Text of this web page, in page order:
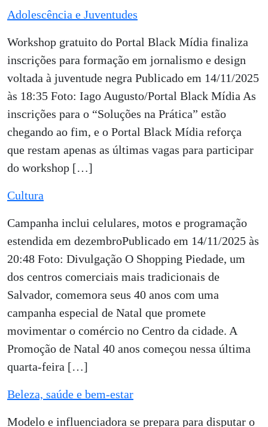
Adolescência e Juventudes
Workshop gratuito do Portal Black Mídia finaliza
inscrições para formação em jornalismo e design
voltada à juventude negra Publicado em 14/11/2025
às 18:35 Foto: Iago Augusto/Portal Black Mídia As
inscrições para o “Soluções na Prática” estão
chegando ao fim, e o Portal Black Mídia reforça
que restam apenas as últimas vagas para participar
do workshop […]
Cultura
Campanha inclui celulares, motos e programação
estendida em dezembroPublicado em 14/11/2025 às
20:48 Foto: Divulgação O Shopping Piedade, um
dos centros comerciais mais tradicionais de
Salvador, comemora seus 40 anos com uma
campanha especial de Natal que promete
movimentar o comércio no Centro da cidade. A
Promoção de Natal 40 anos começou nessa última
quarta-feira […]
Beleza, saúde e bem-estar
Modelo e influenciadora se prepara para disputar o